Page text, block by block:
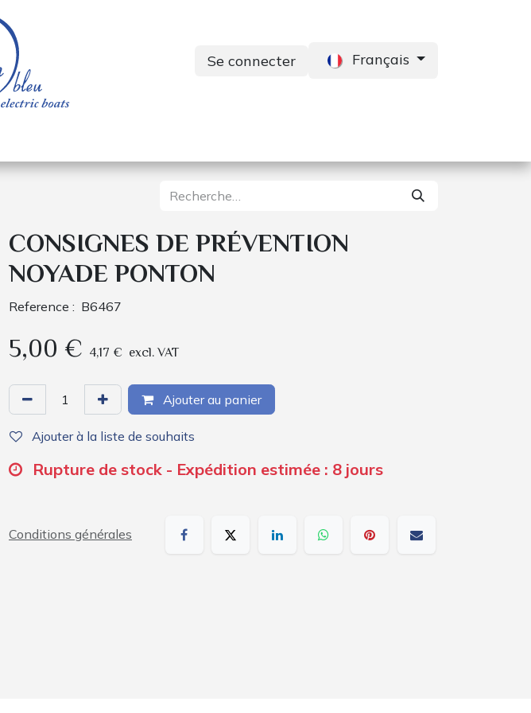
Se connecter Français
CONSIGNES DE PRÉVENTION
NOYADE PONTON
Reference : B6467
5,00 € 4,17 € excl. VAT
Ajouter au panier
Ajouter à la liste de souhaits
Rupture de stock - Expédition estimée : 8 jours
Conditions générales